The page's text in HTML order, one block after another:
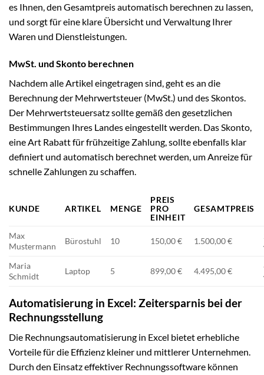
es Ihnen, den Gesamtpreis automatisch berechnen zu lassen,
und sorgt für eine klare Übersicht und Verwaltung Ihrer
Waren und Dienstleistungen.
MwSt. und Skonto berechnen
Nachdem alle Artikel eingetragen sind, geht es an die
Berechnung der Mehrwertsteuer (MwSt.) und des Skontos.
Der Mehrwertsteuersatz sollte gemäß den gesetzlichen
Bestimmungen Ihres Landes eingestellt werden. Das Skonto,
eine Art Rabatt für frühzeitige Zahlung, sollte ebenfalls klar
definiert und automatisch berechnet werden, um Anreize für
schnelle Zahlungen zu schaffen.
KUNDE ARTIKEL MENGE
PREIS
PRO
EINHEIT
GESAMTPREIS
Max
Mustermann
Bürostuhl 10 150,00 € 1.500,00 €
Maria
Schmidt
Laptop 5 899,00 € 4.495,00 €
Automatisierung in Excel: Zeitersparnis bei der
Rechnungsstellung
Die Rechnungsautomatisierung in Excel bietet erhebliche
Vorteile für die Effizienz kleiner und mittlerer Unternehmen.
Durch den Einsatz effektiver Rechnungssoftware können